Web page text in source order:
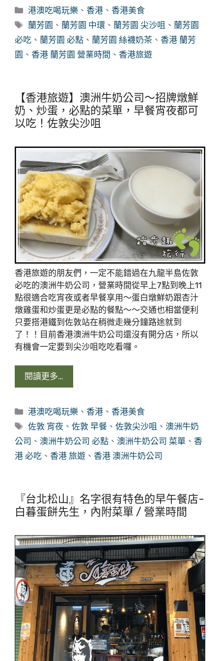
分
類
港澳吃喝玩樂 、香港 、香港美食
標
籤
蘭芳園 、 蘭芳園 中環 、 蘭芳園 尖沙咀 、 蘭芳園
必吃 、 蘭芳園 必點 、 蘭芳園 絲襪奶茶 、 香港 蘭芳
園 、 香港 蘭芳園 營業時間 、 香港旅遊
【香港旅遊】澳洲牛奶公司～招牌燉鮮
奶、炒蛋，必點的菜單，早餐宵夜都可
以吃！佐敦尖沙咀
香港旅遊的朋友們，一定不能錯過在九龍半島佐敦
必吃的澳洲牛奶公司，營業時間從早上7點到晚上11
點很適合吃宵夜或者早餐享用～蛋白燉鮮奶跟杏汁
燉雞蛋和炒蛋更是必點的餐點～～交通也相當便利
只要搭港鐵到佐敦站在稍微走幾分鐘路途就到
了！！目前香港澳洲牛奶公司還沒有開分店，所以
有機會一定要到尖沙咀吃吃看囉。
閱讀更多…
分
類
港澳吃喝玩樂 、香港 、香港美食
標
籤
佐敦 宵夜 、佐敦 早餐 、佐敦尖沙咀 、澳洲牛奶
公司 、 澳洲牛奶公司 必點 、 澳洲牛奶公司 菜單 、 香
港 必吃 、 香港 旅遊 、 香港 澳洲牛奶公司
『台北松山』名字很有特色的早午餐店-
白暮蛋餅先生，內附菜單 / 營業時間